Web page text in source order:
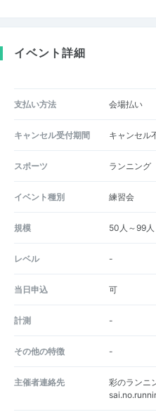
イベント詳細
支払い方法 会場払い
キャンセル受付期間 キャンセル
スポーツ ランニング
イベント種別 練習会
規模 50人～99人
レベル -
当日申込 可
計測 -
その他の特徴 -
主催者連絡先
彩のランニ